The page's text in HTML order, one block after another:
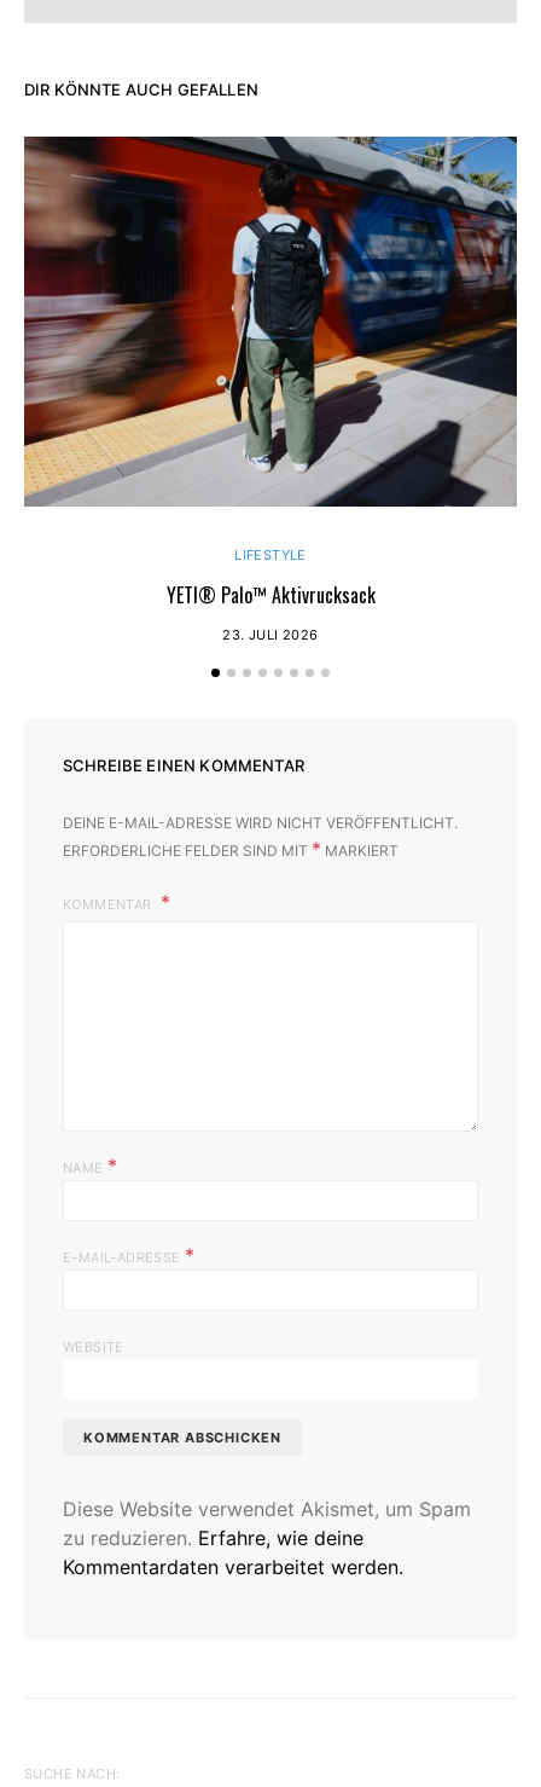
DIR KÖNNTE AUCH GEFALLEN
LIFESTYLE
YETI® Palo™ Aktivrucksack
23. JULI 2026
SCHREIBE EINEN KOMMENTAR
DEINE E-MAIL-ADRESSE WIRD NICHT VERÖFFENTLICHT.
ERFORDERLICHE FELDER SIND MIT * MARKIERT
KOMMENTAR
NAME *
E-MAIL-ADRESSE *
WEBSITE
Diese Website verwendet Akismet, um Spam
zu reduzieren. Erfahre, wie deine
Kommentardaten verarbeitet werden.
SUCHE NACH: